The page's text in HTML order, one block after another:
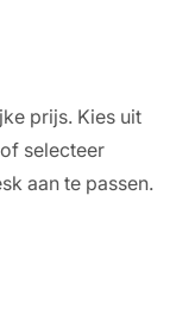
prijs. Kies uit
selecteer
aan te passen.